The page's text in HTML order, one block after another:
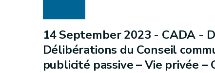
14 September 2023 - CADA -
Délibérations du Conseil
publicité passive – Vie privée